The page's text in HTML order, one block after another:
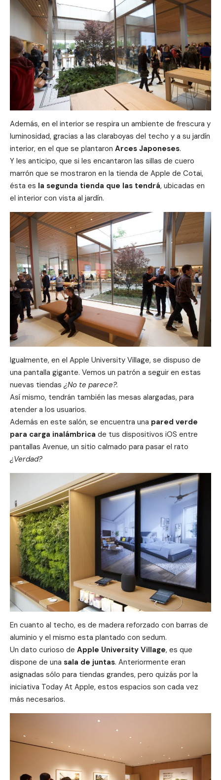
Además, en el interior se respira un ambiente de frescura y
luminosidad, gracias a las claraboyas del techo y a su jardín
interior, en el que se plantaron Arces Japoneses.
Y les anticipo, que si les encantaron las sillas de cuero
marrón que se mostraron en la tienda de Apple de Cotai,
ésta es la segunda tienda que las tendrá, ubicadas en
el interior con vista al jardín.
Igualmente, en el Apple University Village, se dispuso de
una pantalla gigante. Vemos un patrón a seguir en estas
nuevas tiendas ¿No te parece?.
Así mismo, tendrán también las mesas alargadas, para
atender a los usuarios.
Además en este salón, se encuentra una pared verde
para carga inalámbrica de tus dispositivos iOS entre
pantallas Avenue, un sitio calmado para pasar el rato
¿Verdad?
En cuanto al techo, es de madera reforzado con barras de
aluminio y el mismo esta plantado con sedum.
Un dato curioso de Apple University Village, es que
dispone de una sala de juntas. Anteriormente eran
asignadas sólo para tiendas grandes, pero quizás por la
iniciativa Today At Apple, estos espacios son cada vez
más necesarios.